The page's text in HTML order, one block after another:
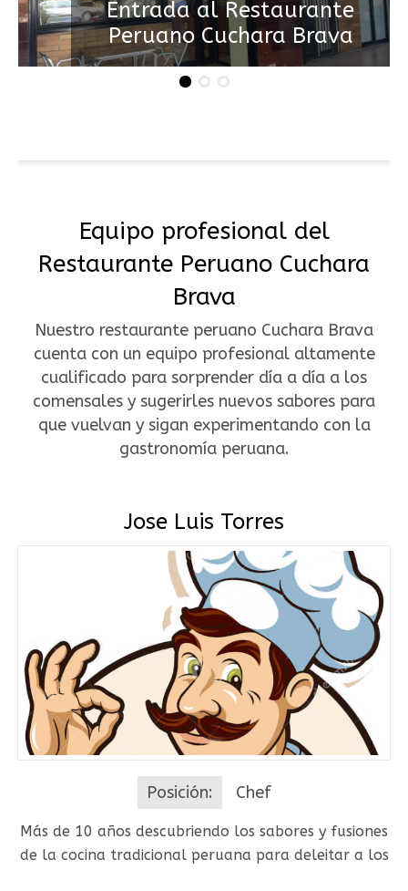
Entrada al Restaurante
Peruano Cuchara Brava
Equipo profesional del
Restaurante Peruano Cuchara
Brava
Nuestro restaurante peruano Cuchara Brava
cuenta con un equipo profesional altamente
cualificado para sorprender día a día a los
comensales y sugerirles nuevos sabores para
que vuelvan y sigan experimentando con la
gastronomía peruana.
Jose Luis Torres
Posición: Chef
Más de 10 años descubriendo los sabores y fusiones
de la cocina tradicional peruana para deleitar a los